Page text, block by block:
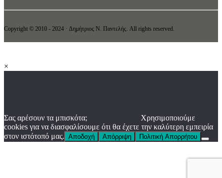
Copyright © 2010 - 2024 · Δημήτριος N. Παντελής. All rights reserved.
×
Σας αρέσουν τα μπισκότα;
Χρησιμοποιούμε
cookies για να διασφαλίσουμε ότι θα έχετε την καλύτερη εμπειρία
στον ιστότοπό μας. Αποδοχή Απόρριψη Πολιτική Απορρήτου